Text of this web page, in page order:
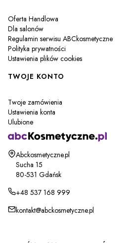
Oferta Handlowa
Dla salonów
Regulamin serwisu ABCkosmetyczne
Polityka prywatności
Ustawienia plików cookies
TWOJE KONTO
Twoje zamówienia
Ustawienia konta
Ulubione
Adres:
Abckosmetyczne.pl
Sucha 15
80-531 Gdańsk
+48 537 168 999
kontakt@abckosmetyczne.pl